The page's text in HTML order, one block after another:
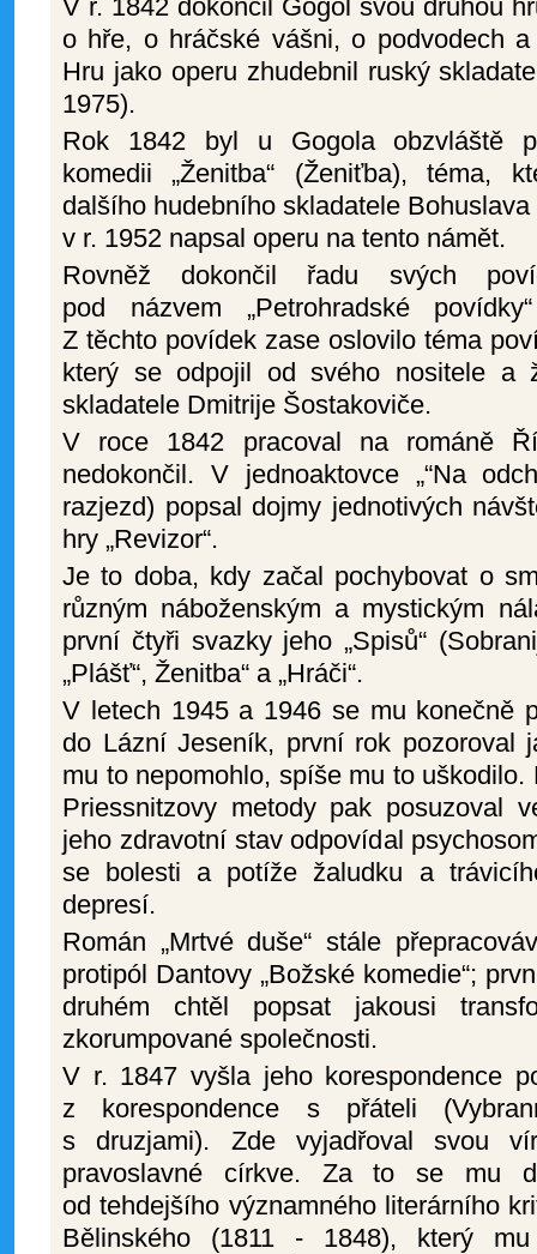
V r. 1842 dokončil Gogol svou druhou
o hře, o hráčské vášni, o podvodech
Hru jako operu zhudebnil ruský
1975).
Rok 1842 byl u Gogola obzvláště
komedii „Ženitba“ (Ženiťba), téma,
dalšího hudebního skladatele
v r. 1952 napsal operu na tento námět.
Rovněž dokončil řadu svých
pod názvem „Petrohradské
Z těchto povídek zase oslovilo téma
který se odpojil od svého nositele a
skladatele Dmitrije Šostakoviče.
V roce 1842 pracoval na románě
nedokončil. V jednoaktovce „“Na
razjezd) popsal dojmy jednotivých
hry „Revizor“.
Je to doba, kdy začal pochybovat o
různým náboženským a mystickým
první čtyři svazky jeho „Spisů“
„Plášť“, Ženitba“ a „Hráči“.
V letech 1945 a 1946 se mu konečně
do Lázní Jeseník, první rok pozoroval
mu to nepomohlo, spíše mu to
Priessnitzovy metody pak posuzoval
jeho zdravotní stav odpovídal
se bolesti a potíže žaludku a
depresí.
Román „Mrtvé duše“ stále
protipól Dantovy „Božské komedie“;
druhém chtěl popsat jakousi
zkorumpované společnosti.
V r. 1847 vyšla jeho korespondence
z korespondence s přáteli
s druzjami). Zde vyjadřoval svou
pravoslavné církve. Za to se mu
od tehdejšího významného literárního
Bělinského (1811 - 1848), který